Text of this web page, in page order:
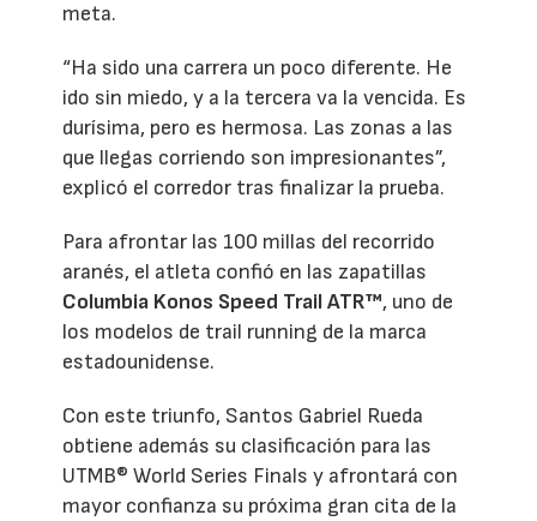
meta.
“Ha sido una carrera un poco diferente. He
ido sin miedo, y a la tercera va la vencida. Es
durísima, pero es hermosa. Las zonas a las
que llegas corriendo son impresionantes”,
explicó el corredor tras finalizar la prueba.
Para afrontar las 100 millas del recorrido
aranés, el atleta confió en las zapatillas
Columbia Konos Speed Trail ATR™, uno de
los modelos de trail running de la marca
estadounidense.
Con este triunfo, Santos Gabriel Rueda
obtiene además su clasificación para las
UTMB® World Series Finals y afrontará con
mayor confianza su próxima gran cita de la